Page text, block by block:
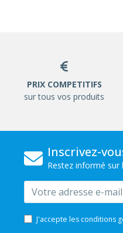
PRIX COMPETITIFS
sur tous vos produits
Inscrivez-
Restez informé
Email
J'accepte les conditions